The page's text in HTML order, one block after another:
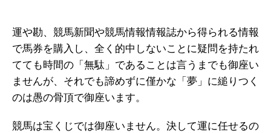
運や勘、競馬新聞や競馬情報情報誌から得られる情報
で馬券を購入し、全く的中しないことに疑問を持たれ
てても時間の「無駄」であることは言うまでも御座い
ませんが、それでも諦めずに僅かな「夢」に縋りつく
のは愚の骨頂で御座います。
競馬は宝くじでは御座いません。決して運に任せるの